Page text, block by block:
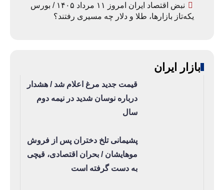
نبض اقتصاد ایران امروز ۱۱ مرداد ۱۴۰۵ / بورس
یکه‌تاز بازارها، طلا و دلار چه مسیری رفتند؟
بازار ایران
قیمت جدید مرغ اعلام شد / هشدار
درباره نوسان شدید در نیمه دوم
سال
پشیمانی تلخ دختران پس از فروش
موهایشان / بحران اقتصادی، قیچی
به دست گرفته است